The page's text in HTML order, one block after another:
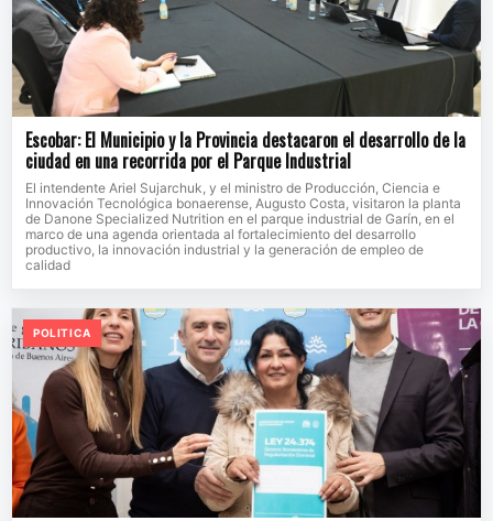
Escobar: El Municipio y la Provincia destacaron el desarrollo de la
ciudad en una recorrida por el Parque Industrial
El intendente Ariel Sujarchuk, y el ministro de Producción, Ciencia e
Innovación Tecnológica bonaerense, Augusto Costa, visitaron la planta
de Danone Specialized Nutrition en el parque industrial de Garín, en el
marco de una agenda orientada al fortalecimiento del desarrollo
productivo, la innovación industrial y la generación de empleo de
calidad
POLITICA